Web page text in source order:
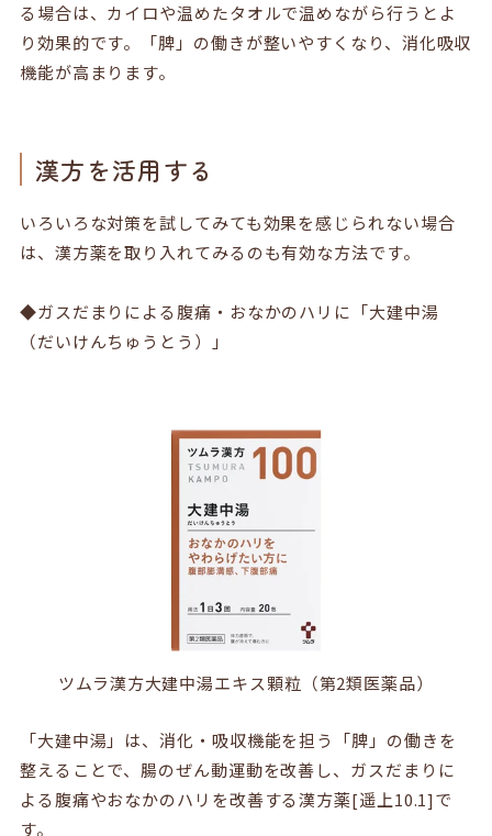
る場合は、カイロや温めたタオルで温めながら行うとよ
り効果的です。「脾」の働きが整いやすくなり、消化吸収
機能が高まります。
漢方を活用する
いろいろな対策を試してみても効果を感じられない場合
は、漢方薬を取り入れてみるのも有効な方法です。
◆ガスだまりによる腹痛・おなかのハリに「大建中湯
（だいけんちゅうとう）」
ツムラ漢方大建中湯エキス顆粒（第2類医薬品）
「大建中湯」は、消化・吸収機能を担う「脾」の働きを
整えることで、腸のぜん動運動を改善し、ガスだまりに
よる腹痛やおなかのハリを改善する漢方薬[遥上10.1]で
す。